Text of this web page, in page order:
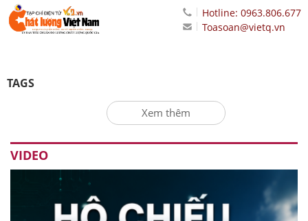
Hotline: 0963.806.677
Toasoan@vietq.vn
TAGS
Xem thêm
VIDEO